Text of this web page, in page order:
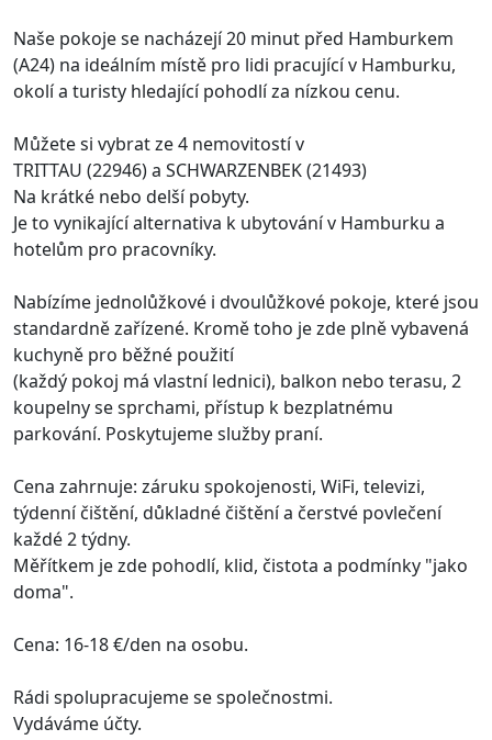
Naše pokoje se nacházejí 20 minut před Hamburkem
(A24) na ideálním místě pro lidi pracující v Hamburku,
okolí a turisty hledající pohodlí za nízkou cenu.
Můžete si vybrat ze 4 nemovitostí v
TRITTAU (22946) a SCHWARZENBEK (21493)
Na krátké nebo delší pobyty.
Je to vynikající alternativa k ubytování v Hamburku a
hotelům pro pracovníky.
Nabízíme jednolůžkové i dvoulůžkové pokoje, které jsou
standardně zařízené. Kromě toho je zde plně vybavená
kuchyně pro běžné použití
(každý pokoj má vlastní lednici), balkon nebo terasu, 2
koupelny se sprchami, přístup k bezplatnému
parkování. Poskytujeme služby praní.
Cena zahrnuje: záruku spokojenosti, WiFi, televizi,
týdenní čištění, důkladné čištění a čerstvé povlečení
každé 2 týdny.
Měřítkem je zde pohodlí, klid, čistota a podmínky "jako
doma".
Cena: 16-18 €/den na osobu.
Rádi spolupracujeme se společnostmi.
Vydáváme účty.